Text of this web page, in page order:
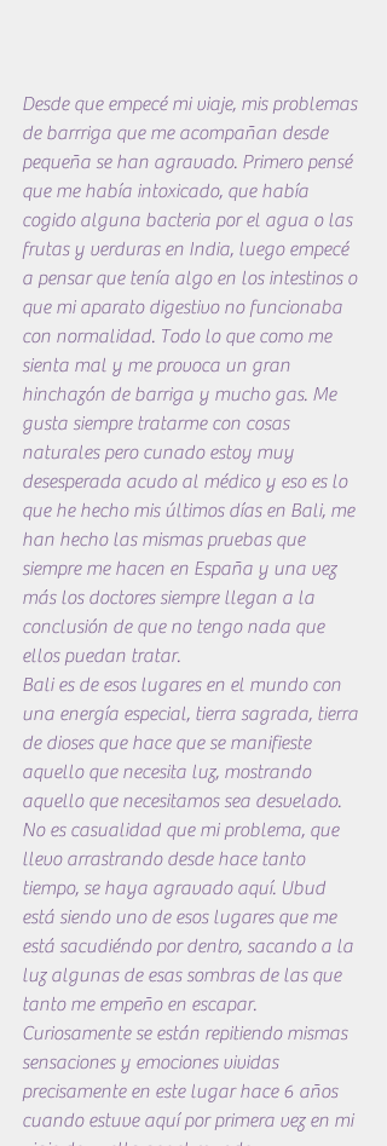
Desde que empecé mi viaje, mis problemas
de barrriga que me acompañan desde
pequeña se han agravado. Primero pensé
que me había intoxicado, que había
cogido alguna bacteria por el agua o las
frutas y verduras en India, luego empecé
a pensar que tenía algo en los intestinos o
que mi aparato digestivo no funcionaba
con normalidad. Todo lo que como me
sienta mal y me provoca un gran
hinchazón de barriga y mucho gas. Me
gusta siempre tratarme con cosas
naturales pero cunado estoy muy
desesperada acudo al médico y eso es lo
que he hecho mis últimos días en Bali, me
han hecho las mismas pruebas que
siempre me hacen en España y una vez
más los doctores siempre llegan a la
conclusión de que no tengo nada que
ellos puedan tratar.
Bali es de esos lugares en el mundo con
una energía especial, tierra sagrada, tierra
de dioses que hace que se manifieste
aquello que necesita luz, mostrando
aquello que necesitamos sea desvelado.
No es casualidad que mi problema, que
llevo arrastrando desde hace tanto
tiempo, se haya agravado aquí. Ubud
está siendo uno de esos lugares que me
está sacudiéndo por dentro, sacando a la
luz algunas de esas sombras de las que
tanto me empeño en escapar.
Curiosamente se están repitiendo mismas
sensaciones y emociones vividas
precisamente en este lugar hace 6 años
cuando estuve aquí por primera vez en mi